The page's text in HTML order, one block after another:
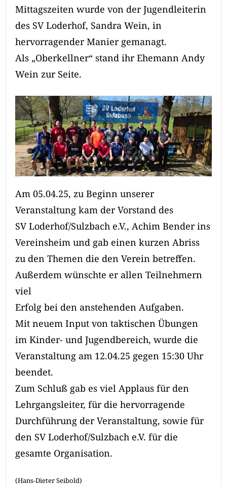
Mittagszeiten wurde von der Jugendleiterin
des SV Loderhof, Sandra Wein, in
hervorragender Manier gemanagt.
Als „Oberkellner“ stand ihr Ehemann Andy
Wein zur Seite.
Am 05.04.25, zu Beginn unserer
Veranstaltung kam der Vorstand des
SV Loderhof/Sulzbach e.V., Achim Bender ins
Vereinsheim und gab einen kurzen Abriss
zu den Themen die den Verein betreffen.
Außerdem wünschte er allen Teilnehmern
viel
Erfolg bei den anstehenden Aufgaben.
Mit neuem Input von taktischen Übungen
im Kinder- und Jugendbereich, wurde die
Veranstaltung am 12.04.25 gegen 15:30 Uhr
beendet.
Zum Schluß gab es viel Applaus für den
Lehrgangsleiter, für die hervorragende
Durchführung der Veranstaltung, sowie für
den SV Loderhof/Sulzbach e.V. für die
gesamte Organisation.
(Hans-Dieter Seibold)